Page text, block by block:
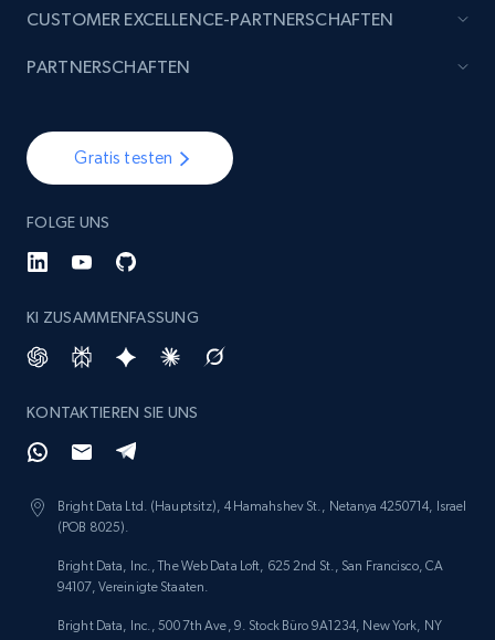
Gratis testen
FOLGE UNS
KI ZUSAMMENFASSUNG
KONTAKTIEREN SIE UNS
Bright Data Ltd. (Hauptsitz), 4 Hamahshev St., Netanya 4250714, Israel
(POB 8025).
Bright Data, Inc., The Web Data Loft, 625 2nd St., San Francisco, CA
94107, Vereinigte Staaten.
Bright Data, Inc., 500 7th Ave, 9. Stock Büro 9A1234, New York, NY
CUSTOMER EXCELLENCE-PARTNERSCHAFTEN
PARTNERSCHAFTEN